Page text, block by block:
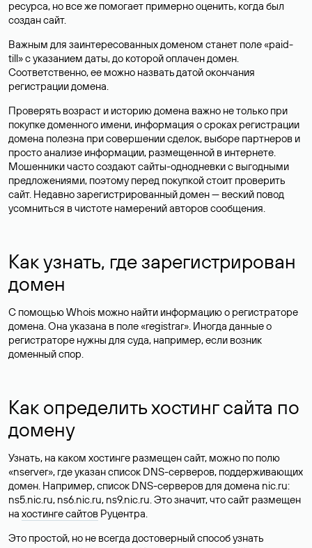
ресурса, но все же помогает примерно оценить, когда был
создан сайт.
Важным для заинтересованных доменом станет поле «paid-
till» с указанием даты, до которой оплачен домен.
Соответственно, ее можно назвать датой окончания
регистрации домена.
Проверять возраст и историю домена важно не только при
покупке доменного имени, информация о сроках регистрации
домена полезна при совершении сделок, выборе партнеров и
просто анализе информации, размещенной в интернете.
Мошенники часто создают сайты-однодневки с выгодными
предложениями, поэтому перед покупкой стоит проверить
сайт. Недавно зарегистрированный домен — веский повод
усомниться в чистоте намерений авторов сообщения.
Как узнать, где зарегистрирован
домен
С помощью Whois можно найти информацию о регистраторе
домена. Она указана в поле «registrar». Иногда данные о
регистраторе нужны для суда, например, если возник
доменный спор.
Как определить хостинг сайта по
домену
Узнать, на каком хостинге размещен сайт, можно по полю
«nserver», где указан список DNS-серверов, поддерживающих
домен. Например, список DNS-серверов для домена nic.ru:
ns5.nic.ru, ns6.nic.ru, ns9.nic.ru. Это значит, что сайт размещен
на хостинге сайтов Руцентра.
Это простой, но не всегда достоверный способ узнать